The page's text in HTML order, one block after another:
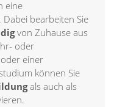
eine
bearbeiten Sie
von Zuhause aus
oder
einer
können Sie
als auch als